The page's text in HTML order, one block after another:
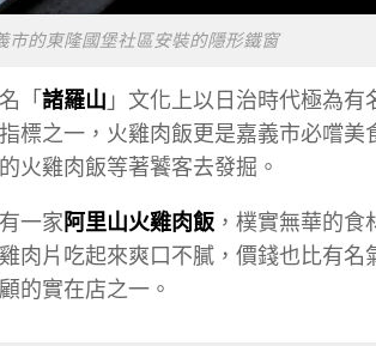
市的東隆國堡社區安裝的隱形鐵窗
「 諸羅山」文化上以日治時代極為有
標之一，火雞肉飯更是嘉義市必嚐美
火雞肉飯等著饕客去發掘。
一家阿里山火雞肉飯 ，樸實無華的食
肉片吃起來爽口不膩，價錢也比有名
的實在店之一。